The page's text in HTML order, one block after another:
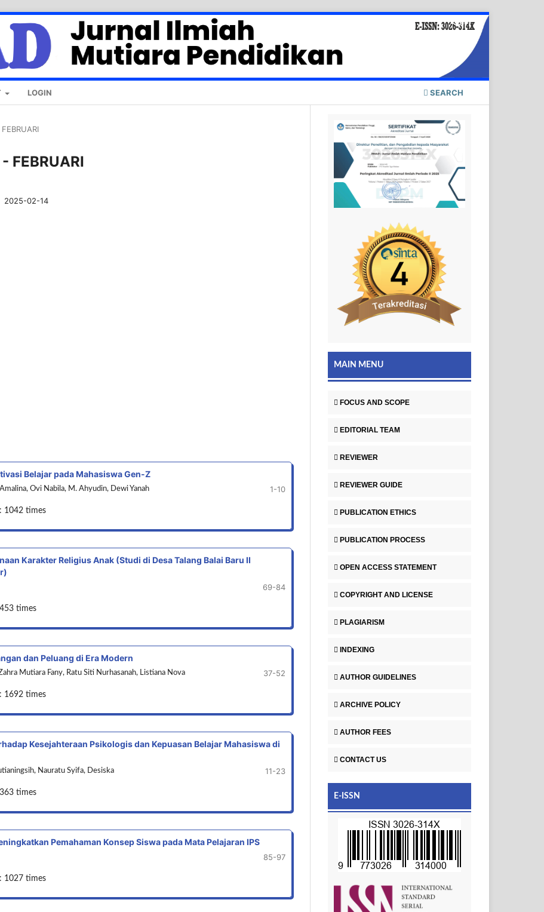
LOGIN SEARCH
Login
FEBRUARI
2025-02-14
Belajar pada Mahasiswa Gen-Z
Ovi Nabila, M. Ahyudin, Dewi Yanah 1-10
: 1042 times
Karakter Religius Anak (Studi di Desa Talang Balai Baru II
69-84
times
dan Peluang di Era Modern
Mutiara Fany, Ratu Siti Nurhasanah, Listiana Nova 37-52
: 1692 times
Kesejahteraan Psikologis dan Kepuasan Belajar Mahasiswa di
Nauratu Syifa, Desiska 11-23
times
Pemahaman Konsep Siswa pada Mata Pelajaran IPS
85-97
: 1027 times
MAIN MENU
FOCUS AND SCOPE
EDITORIAL TEAM
REVIEWER
REVIEWER GUIDE
PUBLICATION ETHICS
PUBLICATION PROCESS
OPEN ACCESS STATEMENT
COPYRIGHT AND LICENSE
PLAGIARISM
INDEXING
AUTHOR GUIDELINES
ARCHIVE POLICY
AUTHOR FEES
CONTACT US
E-ISSN